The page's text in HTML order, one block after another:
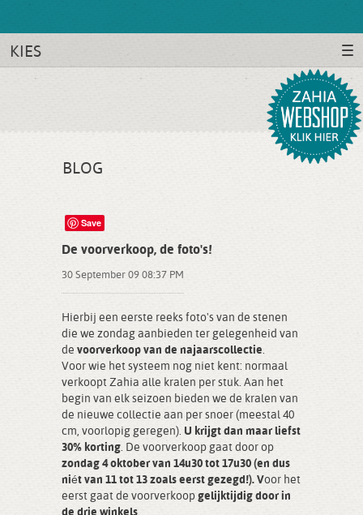
KIES
BLOG
Save
De voorverkoop, de foto's!
30 September 09 08:37 PM
Hierbij een eerste reeks foto's van de stenen
die we zondag aanbieden ter gelegenheid van
de voorverkoop van de najaarscollectie.
Voor wie het systeem nog niet kent: normaal
verkoopt Zahia alle kralen per stuk. Aan het
begin van elk seizoen bieden we de kralen van
de nieuwe collectie aan per snoer (meestal 40
cm, voorlopig geregen). U krijgt dan maar liefst
30% korting. De voorverkoop gaat door op
zondag 4 oktober van 14u30 tot 17u30 (en dus
niét van 11 tot 13 zoals eerst gezegd!). Voor het
eerst gaat de voorverkoop gelijktijdig door in
de drie winkels.